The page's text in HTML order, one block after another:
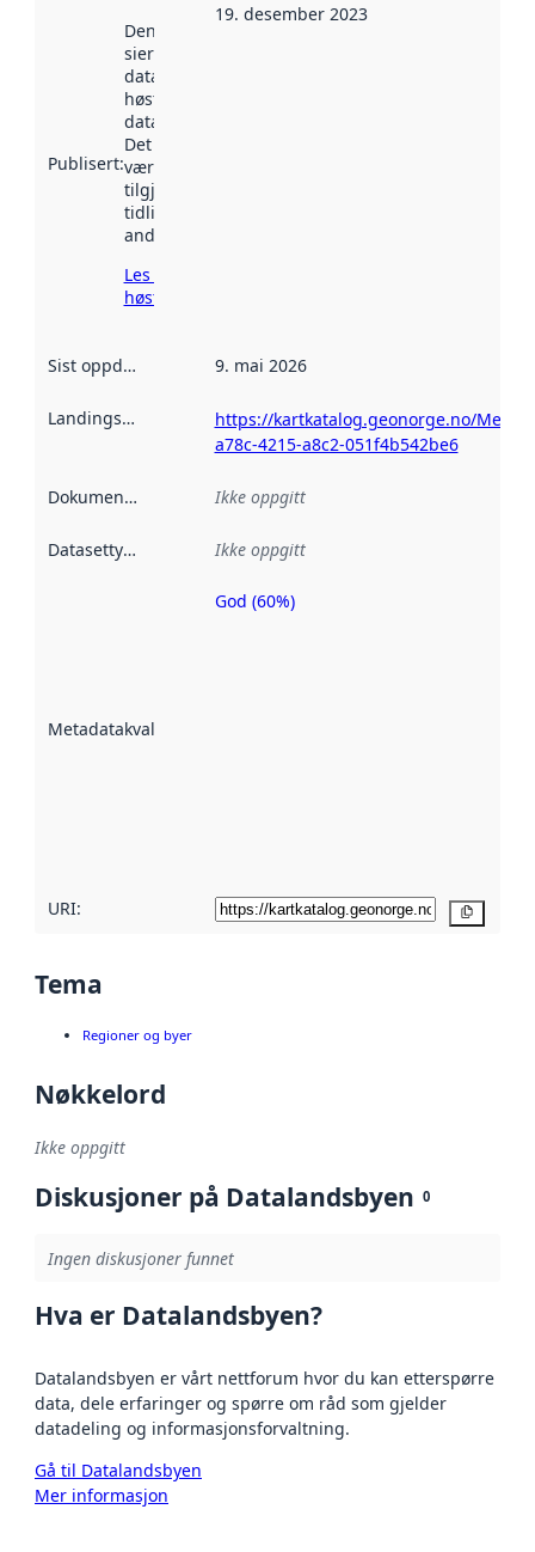
Publisert:
Denne datoen
sier når
datasettet ble
høstet av
data.norge.no.
Det kan ha
vært
tilgjengelig
tidligere
andre steder.
Les mer om
høsting her
19. desember 2023
Sist oppdatert 9. mai 2026
Landingsside
https://kartkatalog.geonorge.no/
a78c-4215-a8c2-051f4b542be6
Dokumentasjon Ikke oppgitt
Datasettype Ikke oppgitt
Metadatakvalitet
Metadatakvalitet
God (60%)
URI:
Tema
Regioner og byer
Nøkkelord
Ikke oppgitt
Diskusjoner på Datalandsbyen 0
Ingen diskusjoner funnet
Hva er Datalandsbyen?
Datalandsbyen er vårt nettforum hvor du kan etterspørre
data, dele erfaringer og spørre om råd som gjelder
datadeling og informasjonsforvaltning.
Gå til Datalandsbyen
Mer informasjon